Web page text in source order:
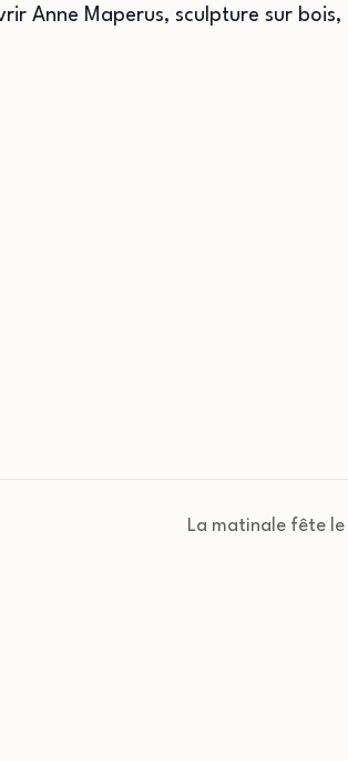
Anne Maperus, sculpture sur
La matinale fête